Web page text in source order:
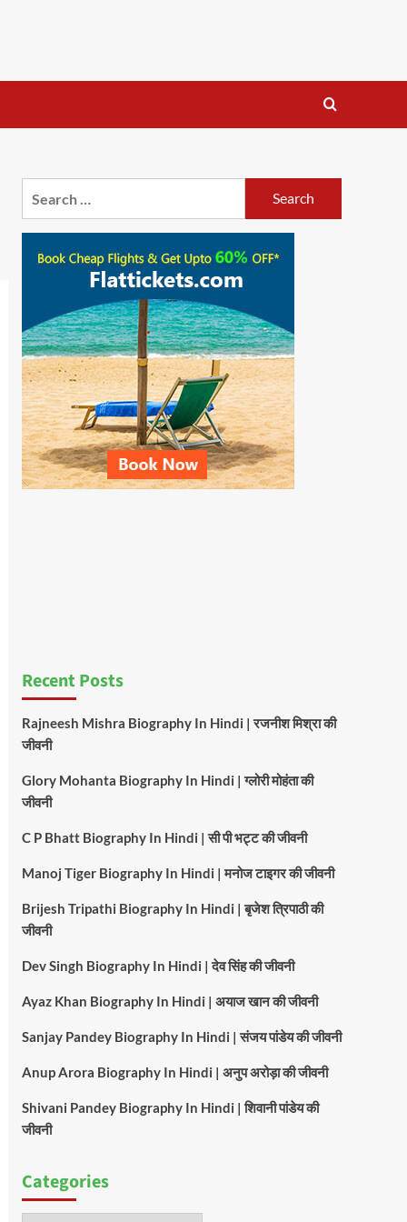
Recent Posts
Rajneesh Mishra Biography In Hindi | रजनीश मिश्रा की
जीवनी
Glory Mohanta Biography In Hindi | ग्लोरी मोहंता की
जीवनी
C P Bhatt Biography In Hindi | सी पी भट्ट की जीवनी
Manoj Tiger Biography In Hindi | मनोज टाइगर की जीवनी
Brijesh Tripathi Biography In Hindi | बृजेश त्रिपाठी की
जीवनी
Dev Singh Biography In Hindi | देव सिंह की जीवनी
Ayaz Khan Biography In Hindi | अयाज खान की जीवनी
Sanjay Pandey Biography In Hindi | संजय पांडेय की जीवनी
Anup Arora Biography In Hindi | अनुप अरोड़ा की जीवनी
Shivani Pandey Biography In Hindi | शिवानी पांडेय की
जीवनी
Categories